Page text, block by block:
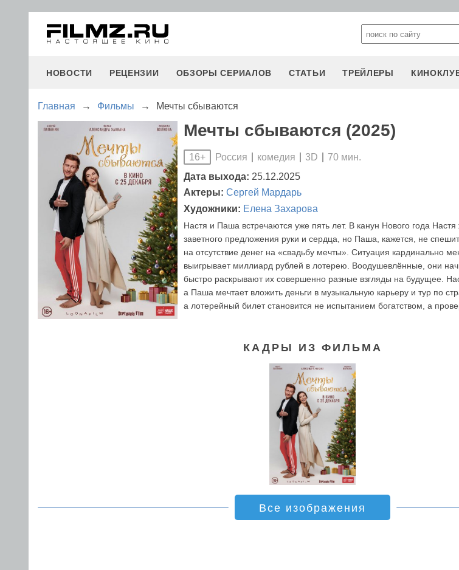
НОВОСТИ РЕЦЕНЗИИ ОБЗОРЫ СЕРИАЛОВ СТАТЬИ ТРЕЙЛЕРЫ
Главная → Фильмы → Мечты сбываются
Мечты сбываются (2025)
16+ Россия комедия 3D
70 мин.
Дата выхода: 25.12.2025
Актеры: Сергей Мардарь
Художники: Елена Захарова
Настя и Паша встречаются уже пять лет. В канун Нового года
заветного предложения руки и сердца, но Паша, кажется, не
на отсутствие денег на «свадьбу мечты». Ситуация кардинально
выигрывает миллиард рублей в лотерею. Воодушевлённые, они
быстро раскрывают их совершенно разные взгляды на будущее.
а Паша мечтает вложить деньги в музыкальную карьеру и тур по
а лотерейный билет становится не испытанием богатством, а
КАДРЫ ИЗ ФИЛЬМА
Все изображения